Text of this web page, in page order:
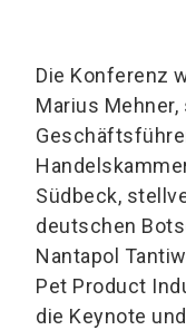
Die Konferenz
Marius
Südbeck,
deutschen
Nantapol
Pet Product
die Keynote